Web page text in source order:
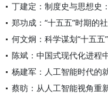
丁建定：制度史与思想史
郑功成：“十五五”时期的
何文炯：科学谋划“十五
陈斌：中国式现代化进程
杨建军：人工智能时代的
蔡昉：从人工智能视角重